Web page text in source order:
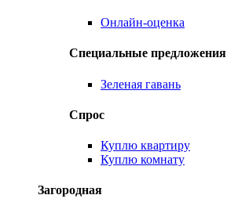
Онлайн-оценка
Специальные предложения
Зеленая гавань
Спрос
Куплю квартиру
Куплю комнату
Загородная